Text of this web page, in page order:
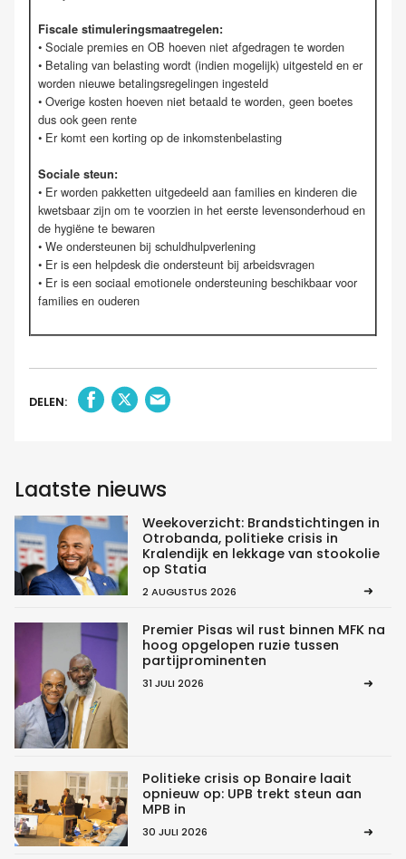
Fiscale stimuleringsmaatregelen:
• Sociale premies en OB hoeven niet afgedragen te worden
• Betaling van belasting wordt (indien mogelijk) uitgesteld en er
worden nieuwe betalingsregelingen ingesteld
• Overige kosten hoeven niet betaald te worden, geen boetes
dus ook geen rente
• Er komt een korting op de inkomstenbelasting
Sociale steun:
• Er worden pakketten uitgedeeld aan families en kinderen die
kwetsbaar zijn om te voorzien in het eerste levensonderhoud en
de hygiëne te bewaren
• We ondersteunen bij schuldhulpverlening
• Er is een helpdesk die ondersteunt bij arbeidsvragen
• Er is een sociaal emotionele ondersteuning beschikbaar voor
families en ouderen
DELEN:
Laatste nieuws
Weekoverzicht: Brandstichtingen in
Otrobanda, politieke crisis in
Kralendijk en lekkage van stookolie
op Statia
2 AUGUSTUS 2026
Premier Pisas wil rust binnen MFK na
hoog opgelopen ruzie tussen
partijprominenten
31 JULI 2026
Politieke crisis op Bonaire laait
opnieuw op: UPB trekt steun aan
MPB in
30 JULI 2026